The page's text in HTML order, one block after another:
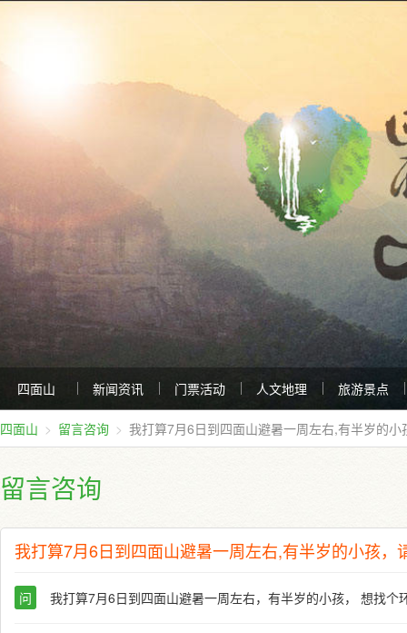
四面山 新闻资讯 门票活动 人文地理 旅游景点
四面山 留言咨询 我打算7月6日到四面山避暑一周左右,有半岁的
留言咨询
我打算7月6日到四面山避暑一周左右,有半岁的小孩，
问 我打算7月6日到四面山避暑一周左右，有半岁的小孩， 想找